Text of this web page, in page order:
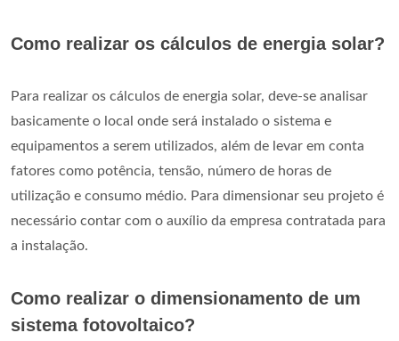
Como realizar os cálculos de energia solar?
Para realizar os cálculos de energia solar, deve-se analisar
basicamente o local onde será instalado o sistema e
equipamentos a serem utilizados, além de levar em conta
fatores como potência, tensão, número de horas de
utilização e consumo médio. Para dimensionar seu projeto é
necessário contar com o auxílio da empresa contratada para
a instalação.
Como realizar o dimensionamento de um
sistema fotovoltaico?